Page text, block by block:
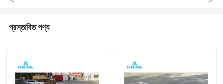
প্রস্তাবিত পণ্য